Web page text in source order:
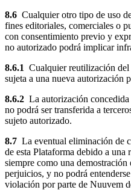
8.6 Cualquier otro tipo de uso
fines editoriales, comerciales o
con consentimiento previo y
no autorizado podrá implicar
8.6.1 Cualquier reutilización del
sujeta a una nueva autorización
8.6.2 La autorización
no podrá ser transferida a
sujeto autorizado.
8.7 La eventual eliminación de
de esta Plataforma debido a una
siempre como una
perjuicios, y no podrá
violación por parte de Nuuvem